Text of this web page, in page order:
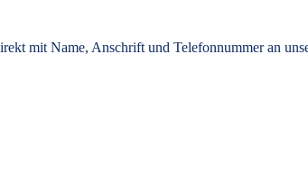
mit Name, Anschrift und Telefonnummer an